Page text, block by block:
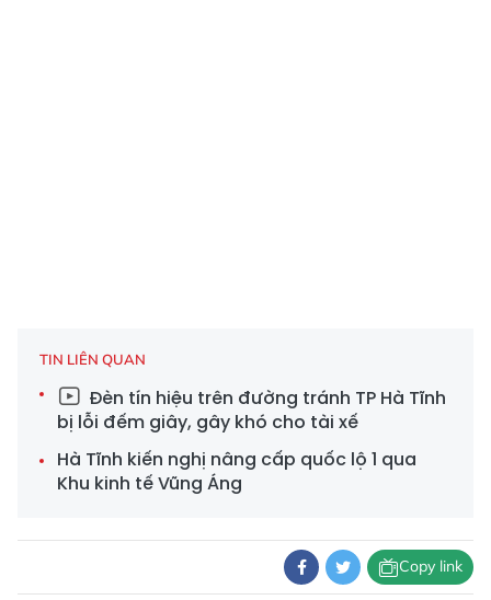
TIN LIÊN QUAN
Đèn tín hiệu trên đường tránh TP Hà Tĩnh
bị lỗi đếm giây, gây khó cho tài xế
Hà Tĩnh kiến nghị nâng cấp quốc lộ 1 qua
Khu kinh tế Vũng Áng
Copy link